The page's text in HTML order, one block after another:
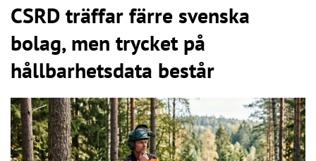
CSRD träffar färre svenska
bolag, men trycket på
hållbarhetsdata består